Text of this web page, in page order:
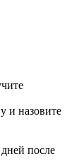
и назовите
дней после